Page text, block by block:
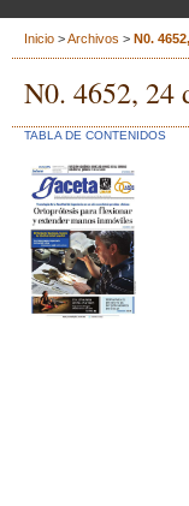
Inicio >Archivos > N0.
N0. 4652, 24
TABLA DE CONTENIDOS